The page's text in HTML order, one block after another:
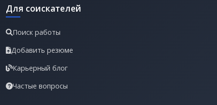
Для соискателей
Поиск работы
Добавить резюме
Карьерный блог
Частые вопросы